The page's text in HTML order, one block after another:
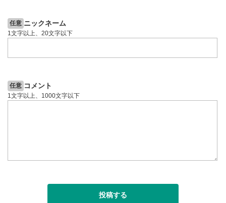
任意 ニックネーム
1文字以上、20文字以下
任意 コメント
1文字以上、1000文字以下
投稿する